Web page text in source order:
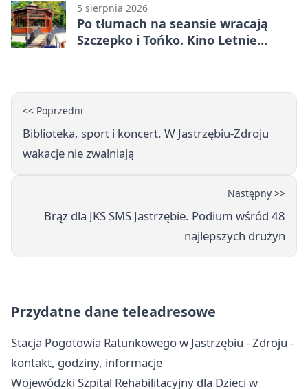
5 sierpnia 2026
Po tłumach na seansie wracają
Szczepko i Tońko. Kino Letnie
<< Poprzedni
Biblioteka, sport i koncert. W Jastrzębiu-Zdroju
wakacje nie zwalniają
Następny >>
Brąz dla JKS SMS Jastrzębie. Podium wśród 48
najlepszych drużyn
Przydatne dane teleadresowe
Stacja Pogotowia Ratunkowego w Jastrzębiu - Zdroju -
kontakt, godziny, informacje
Wojewódzki Szpital Rehabilitacyjny dla Dzieci w